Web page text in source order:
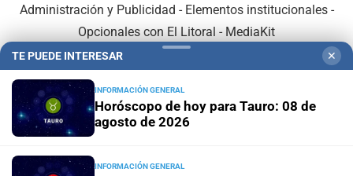
Administración y Publicidad - Elementos institucionales-
Opcionales con El Litoral - MediaKit
TE PUEDE INTERESAR ✕
INFORMACIÓN GENERAL
Horóscopo de hoy para Tauro: 08 de
agosto de 2026
INFORMACIÓN GENERAL